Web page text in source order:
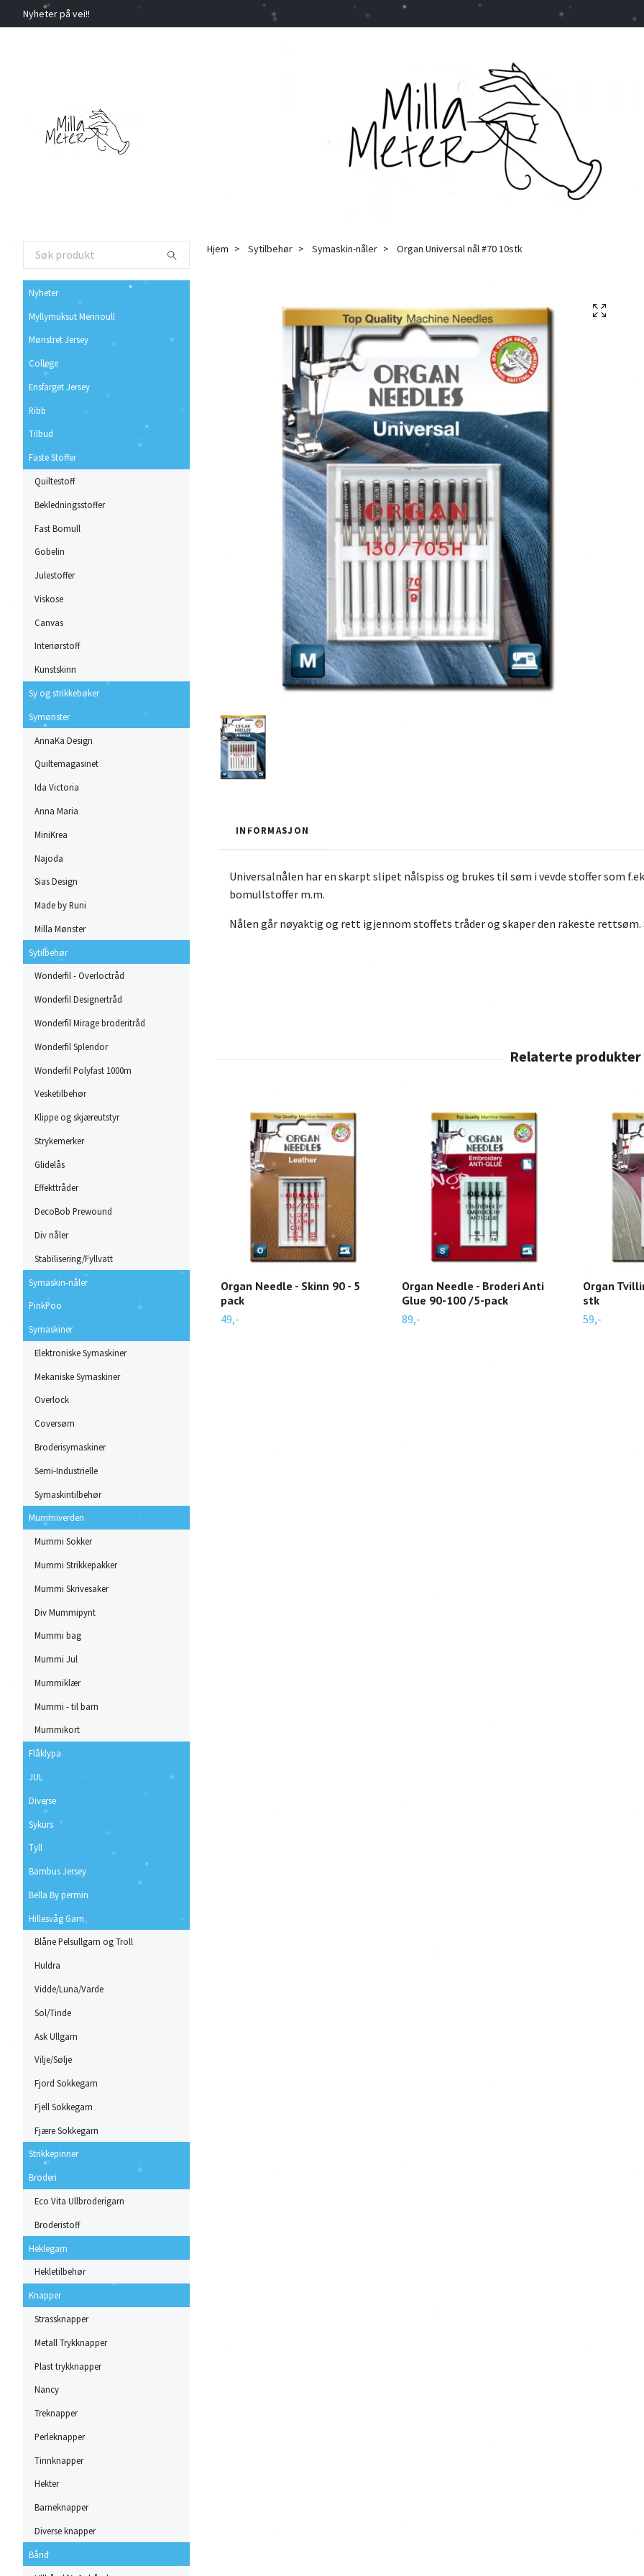
Nyheter på vei!!
Nyheter
Myllymuksut Merinoull
Mønstret Jersey
College
Ensfarget Jersey
Ribb
Tilbud
Faste Stoffer
Quiltestoff
Bekledningsstoffer
Fast Bomull
Gobelin
Julestoffer
Viskose
Canvas
Interiørstoff
Kunstskinn
Sy og strikkebøker
Symønster
AnnaKa Design
Quiltemagasinet
Ida Victoria
Anna Maria
MiniKrea
Najoda
Sias Design
Made by Runi
Milla Mønster
Sytilbehør
Wonderfil - Overloctråd
Wonderfil Designertråd
Wonderfil Mirage broderitråd
Wonderfil Splendor
Wonderfil Polyfast 1000m
Vesketilbehør
Klippe og skjæreutstyr
Strykemerker
Glidelås
Effekttråder
DecoBob Prewound
Div nåler
Stabilisering/Fyllvatt
Symaskin-nåler
PinkPoo
Symaskiner
Elektroniske Symaskiner
Mekaniske Symaskiner
Overlock
Coversøm
Broderisymaskiner
Semi-Industrielle
Symaskintilbehør
Mummiverden
Mummi Sokker
Mummi Strikkepakker
Mummi Skrivesaker
Div Mummipynt
Mummi bag
Mummi Jul
Mummiklær
Mummi - til barn
Mummikort
Flåklypa
JUL
Diverse
Sykurs
Tyll
Bambus Jersey
Bella By permin
Hillesvåg Garn
Blåne Pelsullgarn og Troll
Huldra
Vidde/Luna/Varde
Sol/Tinde
Ask Ullgarn
Vilje/Sølje
Fjord Sokkegarn
Fjell Sokkegarn
Fjære Sokkegarn
Strikkepinner
Broderi
Eco Vita Ullbroderigarn
Broderistoff
Heklegarn
Hekletilbehør
Knapper
Strassknapper
Metall Trykknapper
Plast trykknapper
Nancy
Treknapper
Perleknapper
Tinnknapper
Hekter
Barneknapper
Diverse knapper
Bånd
Hjem Sytilbehør Symaskin-nåler Organ Universal nål #70 10stk
INFORMASJON
Universalnålen har en skarpt slipet nålspiss og brukes til søm i vevde stoffer som
bomullstoffer m.m.
Nålen går nøyaktig og rett igjennom stoffets tråder og skaper den rakeste rettsøm.
Organ Needle - Skinn 90 - 5
pack
49,-
Organ Needle - Broderi Anti
Glue 90-100 /5-pack
89,-
Organ
stk
59,-